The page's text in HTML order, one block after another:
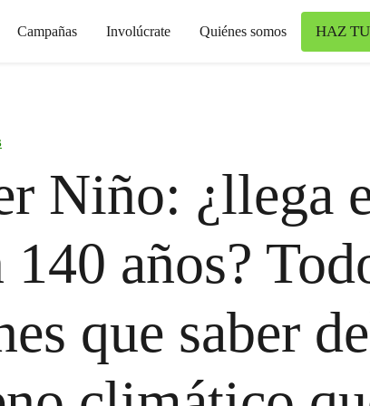
Campañas Involúcrate Quiénes somos HAZ
Niño: ¿llega
140 años?
que saber